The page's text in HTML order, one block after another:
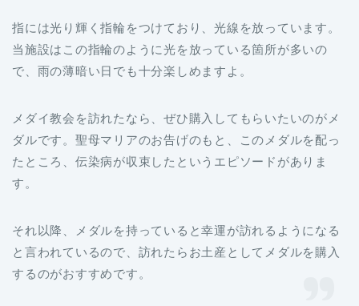
指には光り輝く指輪をつけており、光線を放っています。
当施設はこの指輪のように光を放っている箇所が多いの
で、雨の薄暗い日でも十分楽しめますよ。
メダイ教会を訪れたなら、ぜひ購入してもらいたいのがメ
ダルです。聖母マリアのお告げのもと、このメダルを配っ
たところ、伝染病が収束したというエピソードがありま
す。
それ以降、メダルを持っていると幸運が訪れるようになる
と言われているので、訪れたらお土産としてメダルを購入
するのがおすすめです。